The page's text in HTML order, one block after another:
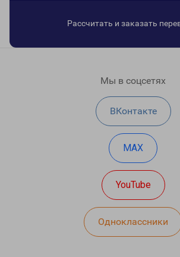
Рассчитать и заказать
Мы в соцсетях
ВКонтакте
MAX
YouTube
Одноклассники